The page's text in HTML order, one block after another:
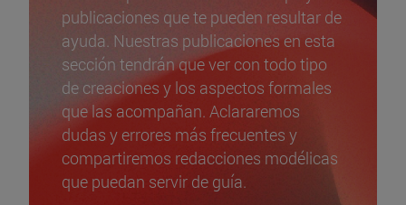
publicaciones que te pueden resultar de
ayuda. Nuestras publicaciones en esta
sección tendrán que ver con todo tipo
de creaciones y los aspectos formales
que las acompañan. Aclararemos
dudas y errores más frecuentes y
compartiremos redacciones modélicas
que puedan servir de guía.